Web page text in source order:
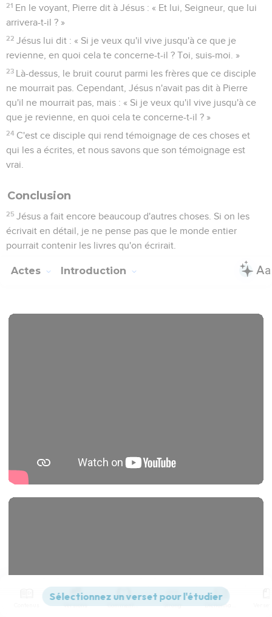
21 En le voyant, Pierre dit à Jésus : « Et lui, Seigneur, que lui
arrivera-t-il ? »
22 Jésus lui dit : « Si je veux qu'il vive jusqu'à ce que je
revienne, en quoi cela te concerne-t-il ? Toi, suis-moi. »
23 Là-dessus, le bruit courut parmi les frères que ce disciple
ne mourrait pas. Cependant, Jésus n'avait pas dit à Pierre
qu'il ne mourrait pas, mais : « Si je veux qu'il vive jusqu'à ce
que je revienne, en quoi cela te concerne-t-il ? »
24 C'est ce disciple qui rend témoignage de ces choses et
qui les a écrites, et nous savons que son témoignage est
vrai.
Conclusion
25 Jésus a fait encore beaucoup d'autres choses. Si on les
écrivait en détail, je ne pense pas que le monde entier
pourrait contenir les livres qu'on écrirait.
Actes Introduction
Versions Commentaires Strong